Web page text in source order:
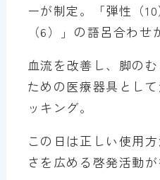
ーが制定。「弾性（
（6）」の語呂合わせ
血流を改善し、脚の
ための医療器具とし
ッキング。
この日は正しい使用
さを広める啓発活動が